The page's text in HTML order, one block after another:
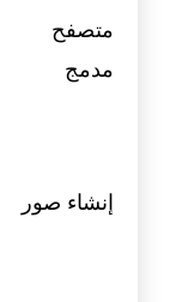
متصفح
مدمج
إنشاء صور